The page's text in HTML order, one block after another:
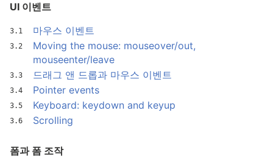
UI 이벤트
마우스 이벤트
Moving the mouse: mouseover/out,
mouseenter/leave
드래그 앤 드롭과 마우스 이벤트
Pointer events
Keyboard: keydown and keyup
Scrolling
폼과 폼 조작